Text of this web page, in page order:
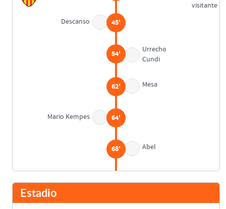
Descanso 45'
Urrecho
Cundi
54'
Mesa
62'
Mario Kempes 64'
Abel
68'
Estadio